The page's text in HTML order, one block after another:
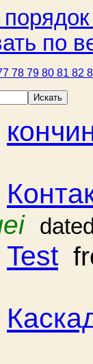
по
78 79 80 81 82
Test